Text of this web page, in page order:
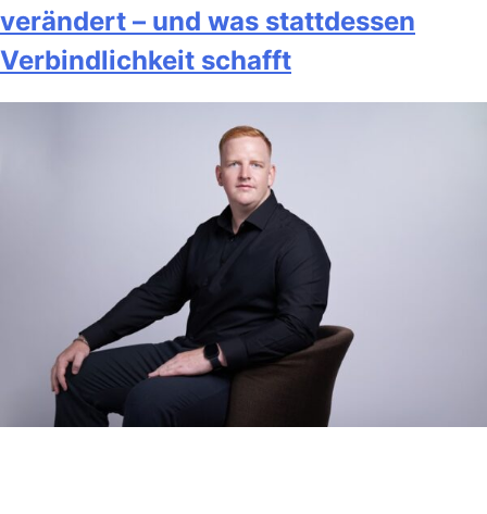
verändert – und was stattdessen
Verbindlichkeit schafft